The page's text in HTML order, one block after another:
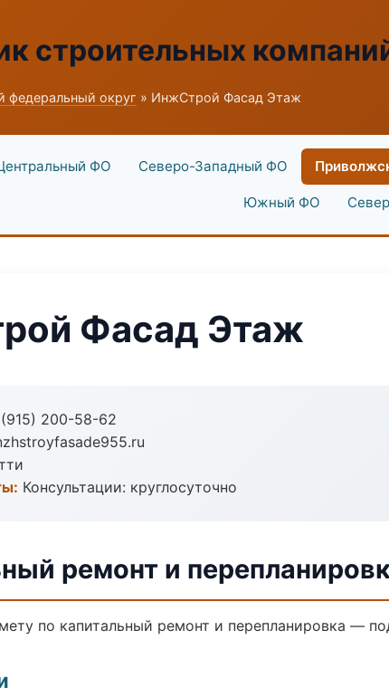
строительных
федеральный округ » ИнжСтрой Фасад Этаж
ФО Северо-Западный ФО
Южный ФО
Фасад Этаж
200-58-62
Консультации: круглосуточно
ремонт и
по капитальный ремонт и перепланировка —